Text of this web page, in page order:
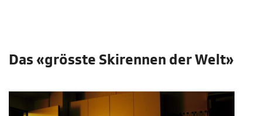
Das «grösste Skirennen der Welt»